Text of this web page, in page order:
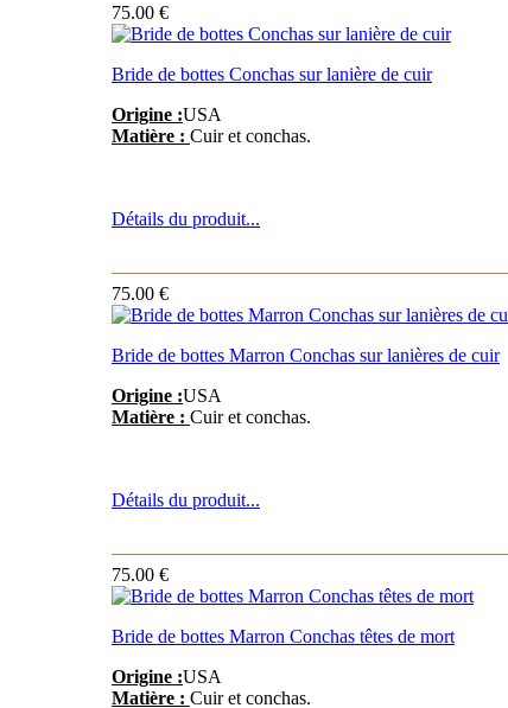
75.00 €
Bride de bottes Conchas sur lanière de cuir
Origine :USA
Matière : Cuir et conchas.
Détails du produit...
75.00 €
Bride de bottes Marron Conchas sur lanières de cuir
Origine :USA
Matière : Cuir et conchas.
Détails du produit...
75.00 €
Bride de bottes Marron Conchas têtes de mort
Origine :USA
Matière : Cuir et conchas.